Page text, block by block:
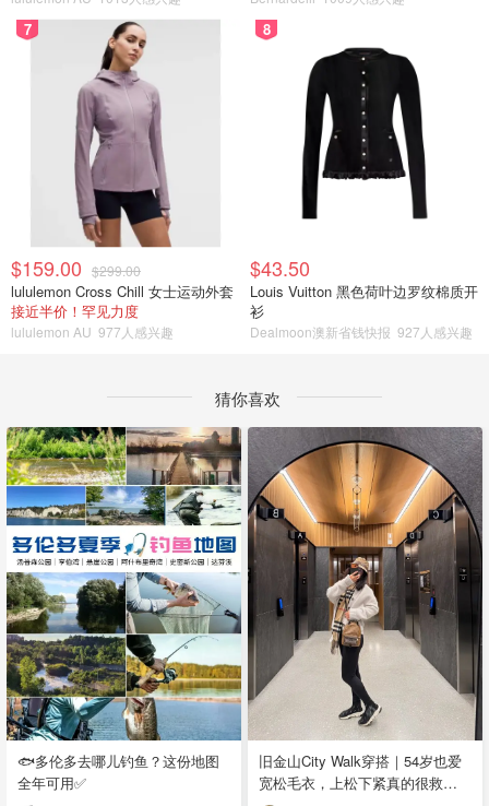
7
$159.00 $299.00
lululemon Cross Chill 女士运动外套
接近半价！罕见力度
lululemon AU 977人感兴趣
8
$43.50
Louis Vuitton 黑色荷叶边罗纹棉质开
衫
Dealmoon澳新省钱快报 927人感兴趣
猜你喜欢
🐟多伦多去哪儿钓鱼？这份地图
全年可用✅
旧金山City Walk穿搭｜54岁也爱
宽松毛衣，上松下紧真的很救比